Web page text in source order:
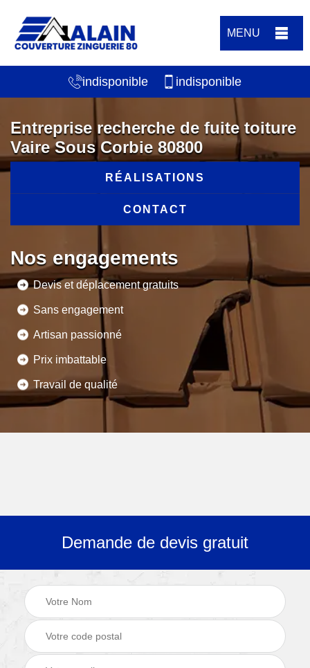
MENU
indisponible indisponible
Entreprise recherche de fuite toiture
Vaire Sous Corbie 80800
RÉALISATIONS
CONTACT
Nos engagements
Devis et déplacement gratuits
Sans engagement
Artisan passionné
Prix imbattable
Travail de qualité
Demande de devis gratuit